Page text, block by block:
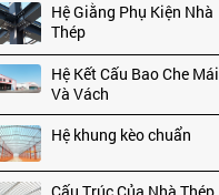
Hệ Giằng Phụ Kiện Nhà
Thép
Hệ Kết Cấu Bao Che Mái
Và Vách
Hệ khung kèo chuẩn